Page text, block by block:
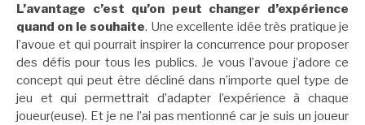
L’avantage c’est qu’on peut changer d’expérience
quand on le souhaite. Une excellente idée très pratique je
l’avoue et qui pourrait inspirer la concurrence pour proposer
des défis pour tous les publics. Je vous l’avoue j’adore ce
concept qui peut être décliné dans n’importe quel type de
jeu et qui permettrait d’adapter l’expérience à chaque
joueur(euse). Et je ne l’ai pas mentionné car je suis un joueur